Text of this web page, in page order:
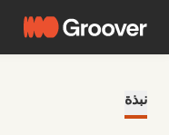
نبذة